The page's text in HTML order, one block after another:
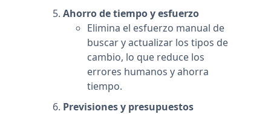
Ahorro de tiempo y esfuerzo
Elimina el esfuerzo manual de
buscar y actualizar los tipos de
cambio, lo que reduce los
errores humanos y ahorra
tiempo.
Previsiones y presupuestos